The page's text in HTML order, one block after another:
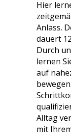
Hier
Anlass.
dauert
Durch
lernen
auf
Alltag
mit